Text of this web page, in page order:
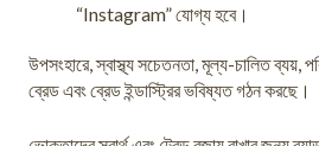
“Instagram” যোগ্য হবে।
উপসংহারে, স্বাস্থ্য সচেতনতা, মূল্য-চালিত ব্যয়,
ব্রেড এবং ব্রেড ইন্ডাস্ট্রির ভবিষ্যত গঠন করছে।